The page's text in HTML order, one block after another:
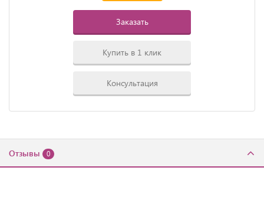
Заказать
Купить в 1 клик
Консультация
Отзывы 0